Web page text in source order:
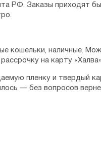
РФ. Заказы приходят
кошельки, наличные.
на карту
пленку и твердый
— без вопросов